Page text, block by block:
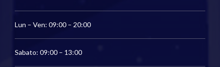
Lun – Ven: 09:00 – 20:00
Sabato: 09:00 – 13:00